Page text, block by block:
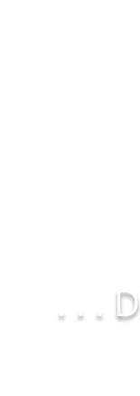
. . .